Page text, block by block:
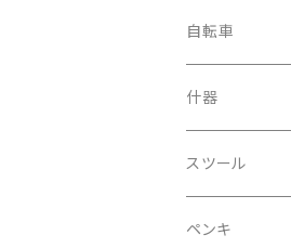
自転車
什器
スツール
ペンキ